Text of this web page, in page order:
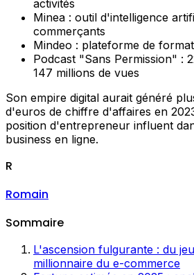
activités
Minea : outil d'intelligence
commerçants
Mindeo : plateforme de
Podcast "Sans Permission" :
147 millions de vues
Son empire digital aurait généré
d'euros de chiffre d'affaires en
position d'entrepreneur influent
business en ligne.
R
Romain
Sommaire
L'ascension fulgurante : du
millionnaire du e-commerce